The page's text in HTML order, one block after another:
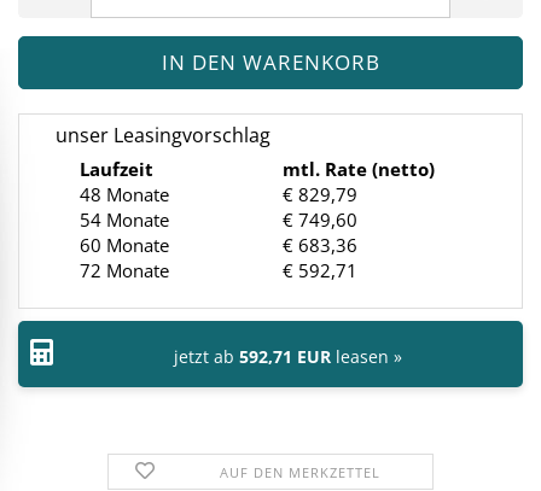
unser Leasingvorschlag
Laufzeit
mtl. Rate (netto)
48 Monate
€ 829,79
54 Monate
€ 749,60
60 Monate
€ 683,36
72 Monate
€ 592,71
jetzt ab 592,71 EUR leasen »
AUF DEN MERKZETTEL